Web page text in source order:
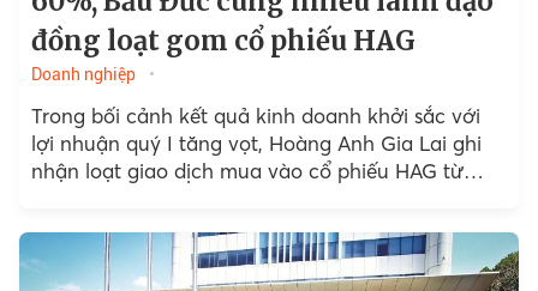
đồng loạt gom cổ phiếu HAG
Doanh nghiệp
Trong bối cảnh kết quả kinh doanh khởi sắc với
lợi nhuận quý I tăng vọt, Hoàng Anh Gia Lai ghi
nhận loạt giao dịch mua vào cổ phiếu HAG từ